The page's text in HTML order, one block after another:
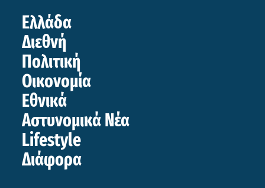
Ελλάδα
Διεθνή
Πολιτική
Οικονομία
Εθνικά
Αστυνομικά Νέα
Lifestyle
Διάφορα